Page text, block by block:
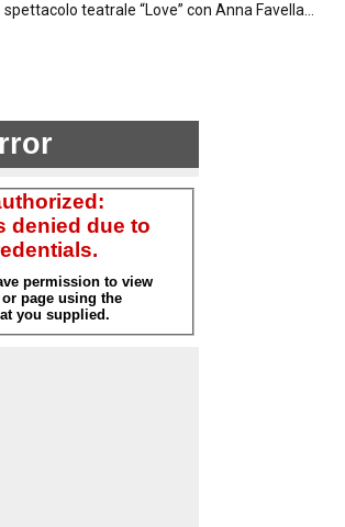
spettacolo teatrale “Love” con Anna Favella…